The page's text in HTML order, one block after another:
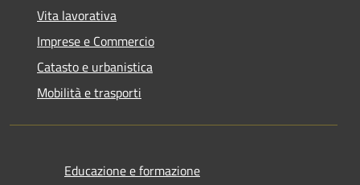
Vita lavorativa
Imprese e Commercio
Catasto e urbanistica
Mobilità e trasporti
Educazione e formazione